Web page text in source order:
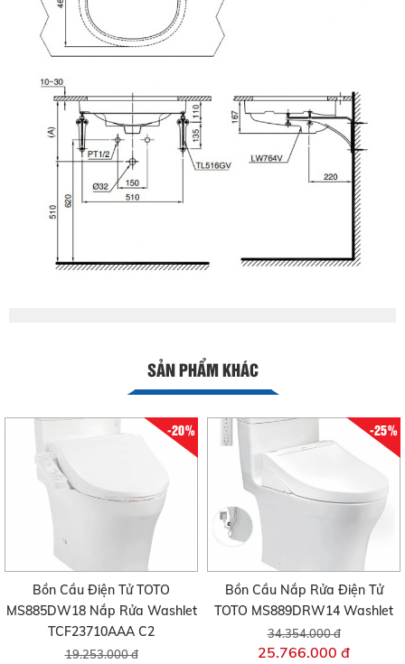
SẢN PHẨM KHÁC
-20%
Bồn Cầu Điện Tử TOTO
MS885DW18 Nắp Rửa Washlet
TCF23710AAA C2
19.253.000 đ
-25%
Bồn Cầu Nắp Rửa Điện Tử
TOTO MS889DRW14 Washlet
34.354.000 đ
25.766.000 đ